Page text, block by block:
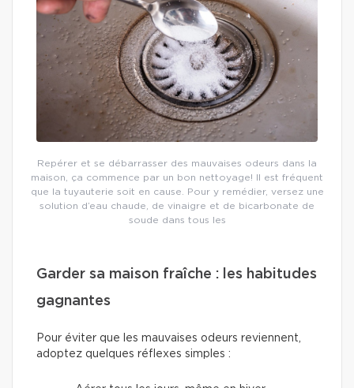
Repérer et se débarrasser des mauvaises odeurs dans la
maison, ça commence par un bon nettoyage! Il est fréquent
que la tuyauterie soit en cause. Pour y remédier, versez une
solution d’eau chaude, de vinaigre et de bicarbonate de
soude dans tous les
Garder sa maison fraîche : les habitudes
gagnantes
Pour éviter que les mauvaises odeurs reviennent,
adoptez quelques réflexes simples :